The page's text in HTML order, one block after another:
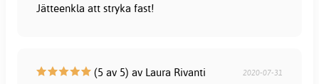
Jätteenkla att stryka fast!
(5 av 5) av Laura Rivanti 2020-07-31